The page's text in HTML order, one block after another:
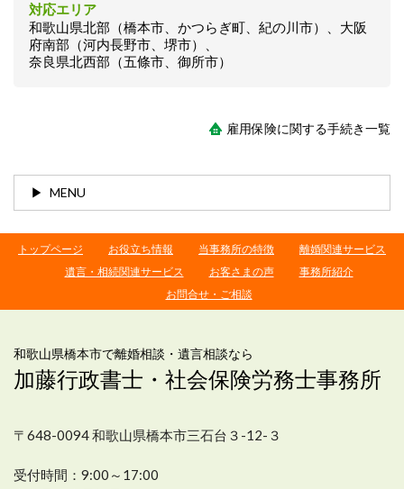
対応エリア
和歌山県北部（橋本市、かつらぎ町、紀の川市）、大阪
府南部（河内長野市、堺市）、
奈良県北西部（五條市、御所市）
雇用保険に関する手続き一覧
MENU
トップページ お役立ち情報 当事務所の特徴
離婚関連サービス
遺言・相続関連サービス
お客さまの声
事務所紹介
お問合せ・ご相談
和歌山県橋本市で離婚相談・遺言相談なら
加藤行政書士・社会保険労務士事務所
〒648-0094 和歌山県橋本市三石台３-12-３
受付時間：9:00～17:00